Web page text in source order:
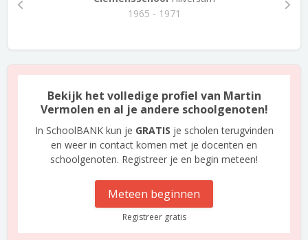
1965 - 1971
Bekijk het volledige profiel van Martin
Vermolen en al je andere schoolgenoten!
In SchoolBANK kun je GRATIS je scholen terugvinden
en weer in contact komen met je docenten en
schoolgenoten. Registreer je en begin meteen!
Meteen beginnen
Registreer gratis